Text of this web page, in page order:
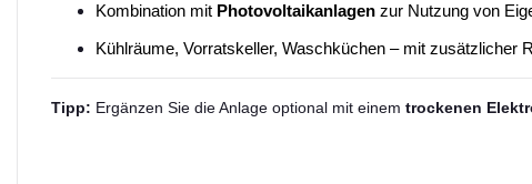
Kombination mit Photovoltaikanlagen zur Nutzung von
Kühlräume, Vorratskeller, Waschküchen – mit zusätzlicher
Tipp: Ergänzen Sie die Anlage optional mit einem trockenen